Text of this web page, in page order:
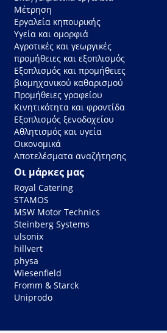
Μέτρηση
Εργαλεία κηπουρικής
Υγεία και ομορφιά
Αγροτικές και γεωργικές
προμήθειες και εξοπλισμός
Εξοπλισμός και προμήθειες
βιομηχανικού καθαρισμού
Προμήθειες γραφείου
Κινητικότητα και φροντίδα
Εξοπλισμός ξενοδοχείου
Αθλητισμός και υγεία
Οικονομικά
Αποτελέσματα αναζήτησης
Οι μάρκες μας
Royal Catering
STAMOS
MSW Motor Technics
Steinberg Systems
ulsonix
hillvert
physa
Wiesenfield
Fromm & Starck
Uniprodo